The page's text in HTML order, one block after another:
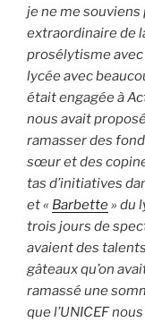
je ne me
extraordinaire de
prosélytisme avec
lycée avec
était engagée à
nous avait
ramasser des
sœur et des
tas d’initiatives
et « Barbette» du
trois jours de
avaient des
gâteaux qu’on
ramassé une
que l’UNICEF